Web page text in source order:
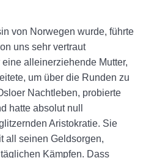
von Norwegen wurde, führte
uns sehr vertraut
alleinerziehende Mutter,
um über die Runden zu
Nachtleben, probierte
hatte absolut null
Aristokratie. Sie
all seinen Geldsorgen,
Kämpfen. Dass